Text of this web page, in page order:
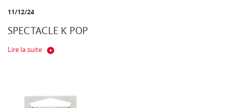
11/12/24
SPECTACLE K POP
Lire la suite